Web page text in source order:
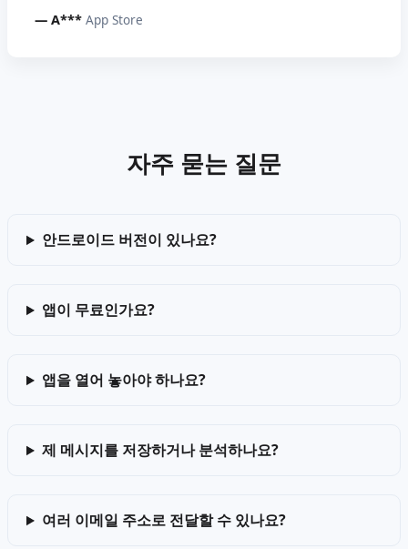
— A*** App Store
자주 묻는 질문
안드로이드 버전이 있나요?
앱이 무료인가요?
앱을 열어 놓아야 하나요?
제 메시지를 저장하거나 분석하나요?
여러 이메일 주소로 전달할 수 있나요?